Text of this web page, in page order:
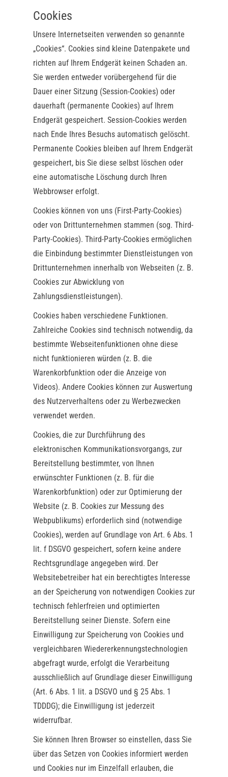
Cookies
Unsere Internetseiten verwenden so genannte
„Cookies“. Cookies sind kleine Datenpakete und
richten auf Ihrem Endgerät keinen Schaden an.
Sie werden entweder vorübergehend für die
Dauer einer Sitzung (Session-Cookies) oder
dauerhaft (permanente Cookies) auf Ihrem
Endgerät gespeichert. Session-Cookies werden
nach Ende Ihres Besuchs automatisch gelöscht.
Permanente Cookies bleiben auf Ihrem Endgerät
gespeichert, bis Sie diese selbst löschen oder
eine automatische Löschung durch Ihren
Webbrowser erfolgt.
Cookies können von uns (First-Party-Cookies)
oder von Drittunternehmen stammen (sog. Third-
Party-Cookies). Third-Party-Cookies ermöglichen
die Einbindung bestimmter Dienstleistungen von
Drittunternehmen innerhalb von Webseiten (z. B.
Cookies zur Abwicklung von
Zahlungsdienstleistungen).
Cookies haben verschiedene Funktionen.
Zahlreiche Cookies sind technisch notwendig, da
bestimmte Webseitenfunktionen ohne diese
nicht funktionieren würden (z. B. die
Warenkorbfunktion oder die Anzeige von
Videos). Andere Cookies können zur Auswertung
des Nutzerverhaltens oder zu Werbezwecken
verwendet werden.
Cookies, die zur Durchführung des
elektronischen Kommunikationsvorgangs, zur
Bereitstellung bestimmter, von Ihnen
erwünschter Funktionen (z. B. für die
Warenkorbfunktion) oder zur Optimierung der
Website (z. B. Cookies zur Messung des
Webpublikums) erforderlich sind (notwendige
Cookies), werden auf Grundlage von Art. 6 Abs. 1
lit. f DSGVO gespeichert, sofern keine andere
Rechtsgrundlage angegeben wird. Der
Websitebetreiber hat ein berechtigtes Interesse
an der Speicherung von notwendigen Cookies zur
technisch fehlerfreien und optimierten
Bereitstellung seiner Dienste. Sofern eine
Einwilligung zur Speicherung von Cookies und
vergleichbaren Wiedererkennungstechnologien
abgefragt wurde, erfolgt die Verarbeitung
ausschließlich auf Grundlage dieser Einwilligung
(Art. 6 Abs. 1 lit. a DSGVO und § 25 Abs. 1
TDDDG); die Einwilligung ist jederzeit
widerrufbar.
Sie können Ihren Browser so einstellen, dass Sie
über das Setzen von Cookies informiert werden
und Cookies nur im Einzelfall erlauben, die